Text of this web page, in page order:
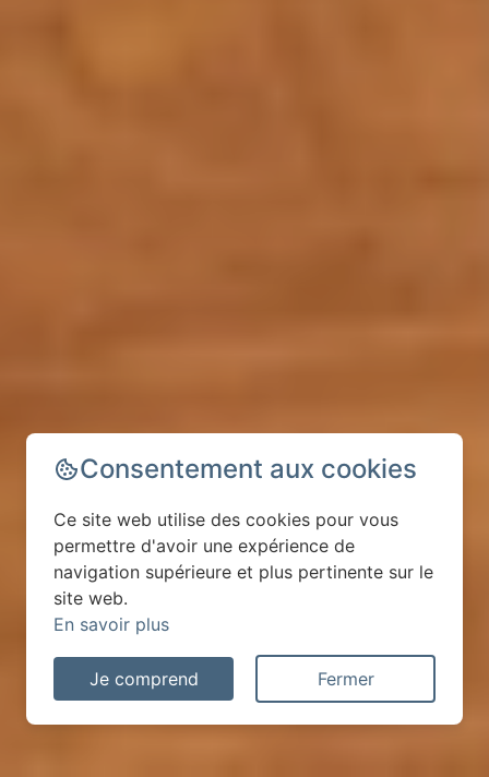
Consentement aux cookies
Ce site web utilise des cookies pour vous
permettre d'avoir une expérience de
navigation supérieure et plus pertinente sur le
site web.
En savoir plus
Je comprend Fermer